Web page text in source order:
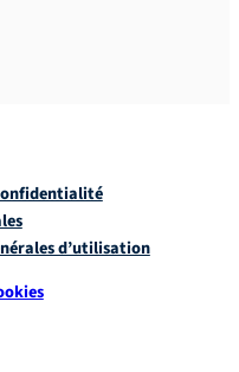
d’utilisation